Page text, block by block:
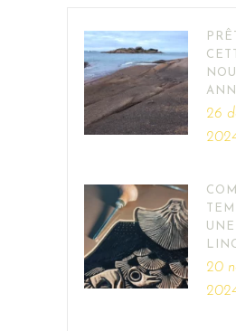
26
UNE
20